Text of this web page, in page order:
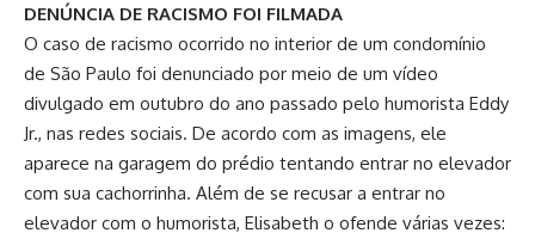
DENÚNCIA DE RACISMO FOI FILMADA
O caso de racismo ocorrido no interior de um condomínio
de São Paulo foi denunciado por meio de um vídeo
divulgado em outubro do ano passado pelo humorista Eddy
Jr., nas redes sociais. De acordo com as imagens, ele
aparece na garagem do prédio tentando entrar no elevador
com sua cachorrinha. Além de se recusar a entrar no
elevador com o humorista, Elisabeth o ofende várias vezes: